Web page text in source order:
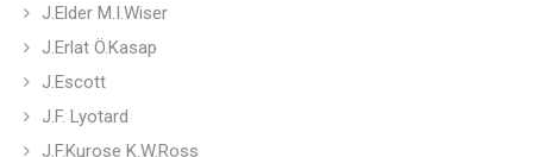
J.Elder M.I.Wiser
J.Erlat Ö.Kasap
J.Escott
J.F. Lyotard
J.F.Kurose K.W.Ross